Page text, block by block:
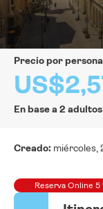
precio por
En base a 2 adultos
Creado: miércoles,
Reserva Online 5